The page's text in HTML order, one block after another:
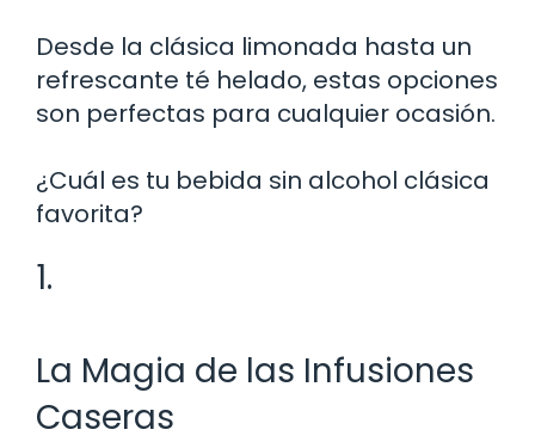
Desde la clásica limonada hasta un
refrescante té helado, estas opciones
son perfectas para cualquier ocasión.
¿Cuál es tu bebida sin alcohol clásica
favorita?
1.
La Magia de las Infusiones
Caseras